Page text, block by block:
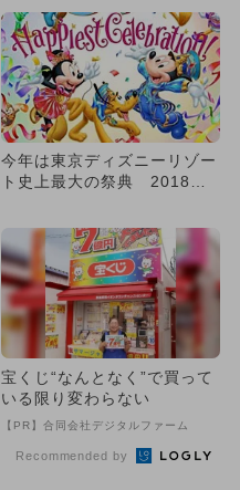
今年は東京ディズニーリゾー
ト史上最大の祭典 2018年
宝くじ“なんとなく”で買って
いる限り変わらない
【PR】合同会社デジタルファーム
Recommended by